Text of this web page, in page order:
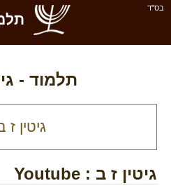
בס''ד
תלמוד -
גיטין ז ב : Youtube